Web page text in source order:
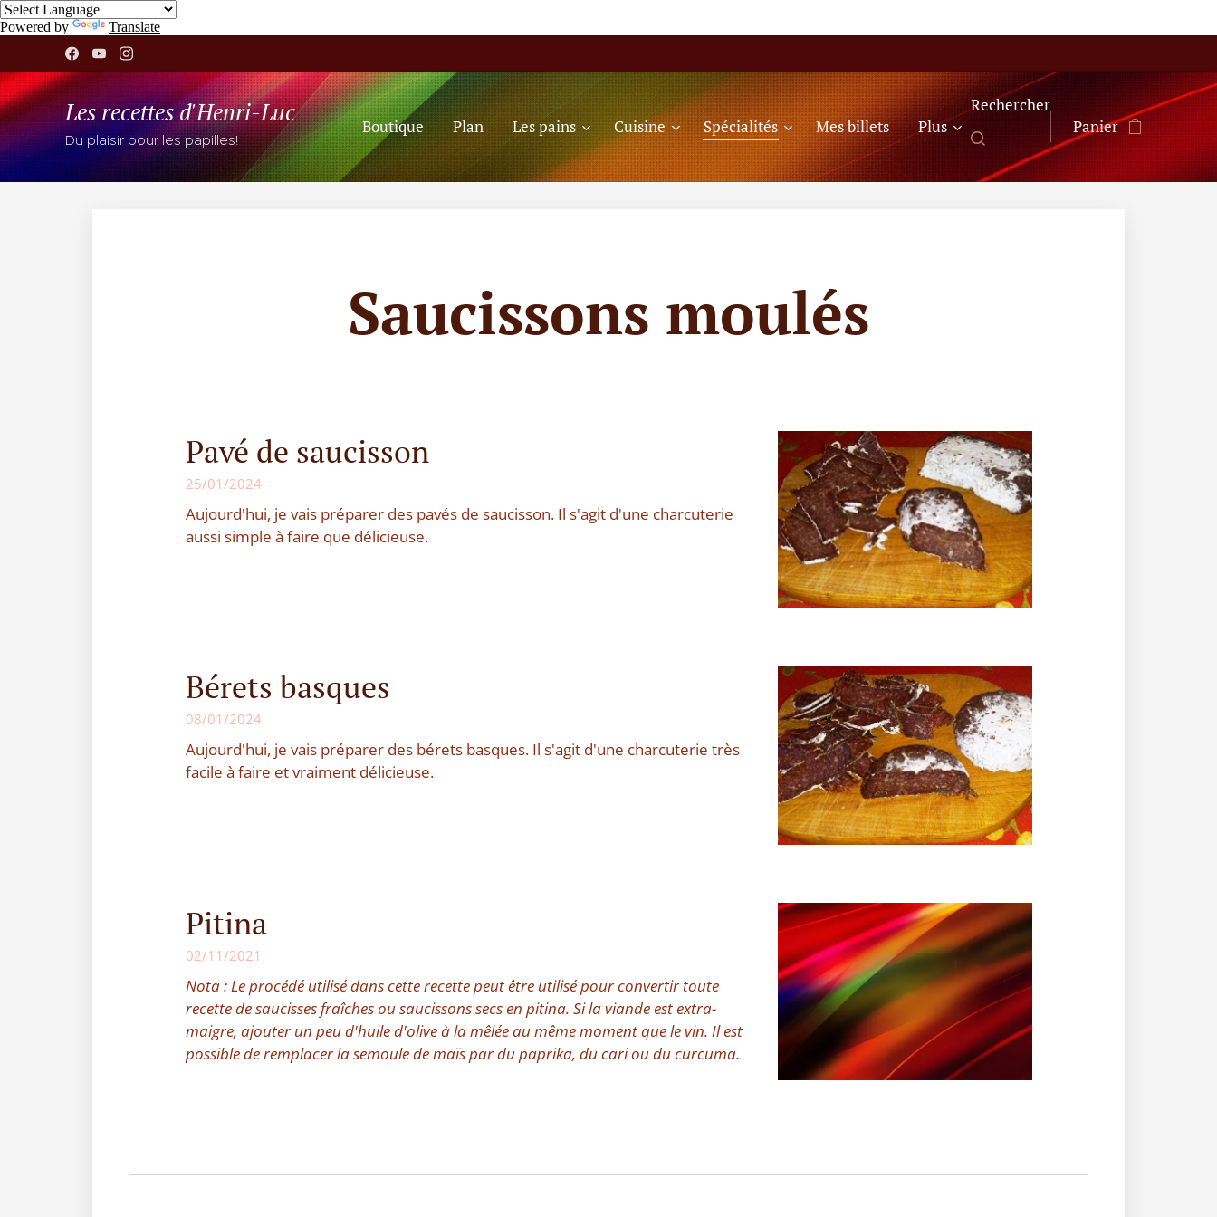
Powered by Translate
Les recettes d'Henri-Luc
Du plaisir pour les papilles!
Boutique Plan Les pains Cuisine Spécialités Mes billets Plus
Rechercher
Panier
Saucissons moulés
Pavé de saucisson
25/01/2024
Aujourd'hui, je vais préparer des pavés de saucisson. Il s'agit d'une charcuterie
aussi simple à faire que délicieuse.
Bérets basques
08/01/2024
Aujourd'hui, je vais préparer des bérets basques. Il s'agit d'une charcuterie très
facile à faire et vraiment délicieuse.
Pitina
02/11/2021
Nota : Le procédé utilisé dans cette recette peut être utilisé pour convertir toute
recette de saucisses fraîches ou saucissons secs en pitina. Si la viande est extra-
maigre, ajouter un peu d'huile d'olive à la mêlée au même moment que le vin. Il est
possible de remplacer la semoule de maïs par du paprika, du cari ou du curcuma.